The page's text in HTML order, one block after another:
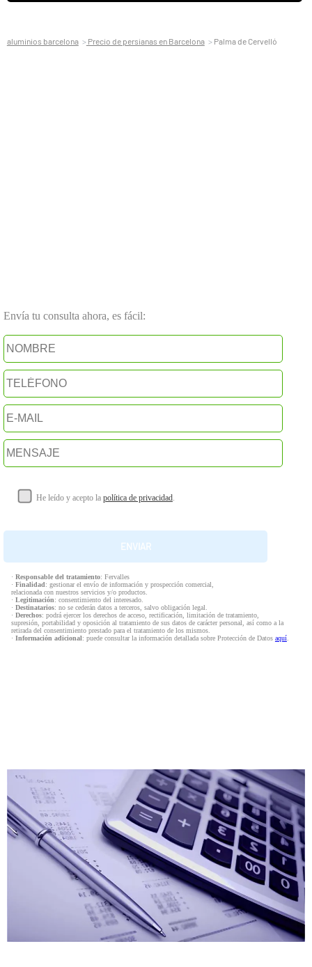
aluminios barcelona Precio de persianas en Barcelona Palma de Cervelló
Envía tu consulta ahora, es fácil:
He leído y acepto la política de privacidad.
· Responsable del tratamiento: Fervalles
· Finalidad: gestionar el envío de información y prospección comercial,
relacionada con nuestros servicios y/o productos.
· Legitimación: consentimiento del interesado.
· Destinatarios: no se cederán datos a terceros, salvo obligación legal.
· Derechos: podrá ejercer los derechos de acceso, rectificación, limitación de tratamiento,
supresión, portabilidad y oposición al tratamiento de sus datos de carácter personal, así como a la
retirada del consentimiento prestado para el tratamiento de los mismos.
· Información adicional: puede consultar la información detallada sobre Protección de Datos aquí.